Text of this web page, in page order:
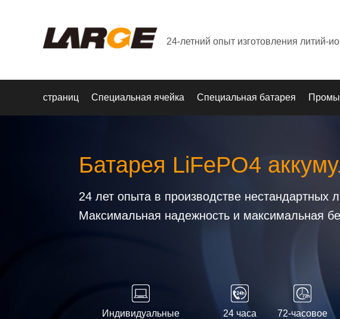
24-летний опыт изготовления литий-
страниц Специальная ячейка Специальная батарея
Батарея LiFePO4
24 лет опыта в производстве нестандартных
Максимальная надежность и максимальная
Индивидуальные
24 часа
72-часовое